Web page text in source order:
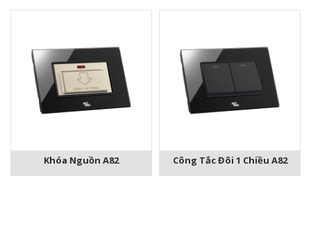
Khóa Nguồn A82 Công Tắc Đôi 1 Chiều A82